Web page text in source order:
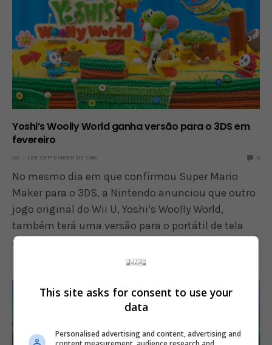
Yoshi’s Woolly World ganha versão para o 3DS em
fevereiro
OS 1 DE SEPTEMBER DE 2016 0
No mesmo dia em que confirmou Super Mario
Maker para o 3DS, a Nintendo anunciou que outro
jogo original do Wii U, Yoshi’s Woolly World,
também terá uma versão para o portátil de tela
3D. Yoshi’s Woolly World será lançado…
This site asks for consent to use your
data
Personalised advertising and content, advertising and